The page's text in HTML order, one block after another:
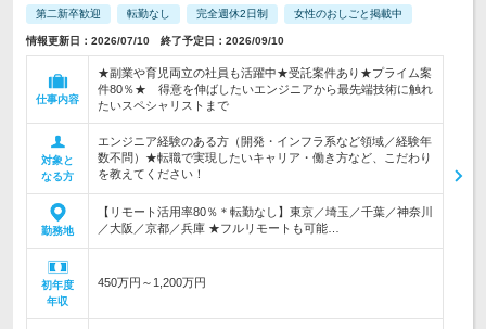
第二新卒歓迎 転勤なし 完全週休2日制 女性のおしごと掲載中
情報更新日：2026/07/10 終了予定日：2026/09/10
仕事内容
★副業や育児両立の社員も活躍中★受託案件あり★プライム案
件80％★ 得意を伸ばしたいエンジニアから最先端技術に触れ
たいスペシャリストまで
対象と
なる方
エンジニア経験のある方（開発・インフラ系など領域／経験年
数不問）★転職で実現したいキャリア・働き方など、こだわり
を教えてください！
勤務地
【リモート活用率80％＊転勤なし】東京／埼玉／千葉／神奈川
／大阪／京都／兵庫 ★フルリモートも可能…
初年度
年収
450万円～1,200万円